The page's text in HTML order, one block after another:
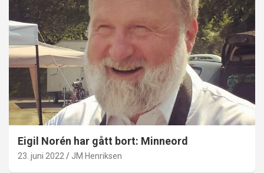
Eigil Norén har gått bort: Minneord
23. juni 2022 JM Henriksen